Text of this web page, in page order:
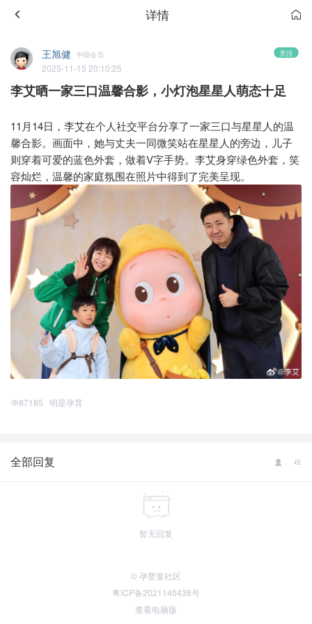
详情
关注
王旭健 中级会员
2025-11-15 20:10:25
李艾晒一家三口温馨合影，小灯泡星星人萌态十足
11月14日，李艾在个人社交平台分享了一家三口与星星人的温
馨合影。画面中，她与丈夫一同微笑站在星星人的旁边，儿子
则穿着可爱的蓝色外套，做着V字手势。李艾身穿绿色外套，笑
容灿烂，温馨的家庭氛围在照片中得到了完美呈现。
87185 明星孕育
全部回复
暂无回复
© 孕婴童社区
粤ICP备2021140438号
查看电脑版